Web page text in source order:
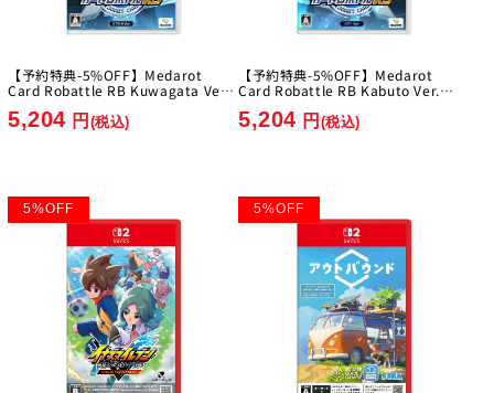
【予約特典-5%OFF】Medarot
Card Robattle RB Kuwagata Ver.
5,204 円 (税込)
【予約特典-5%OFF】Medarot
Card Robattle RB Kabuto Ver.
5,204 円 (税込)
5%OFF 5%OFF